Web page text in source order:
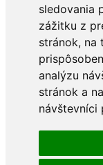
sledovania
zážitku z
stránok, na
analýzu
stránok a
návštevníci